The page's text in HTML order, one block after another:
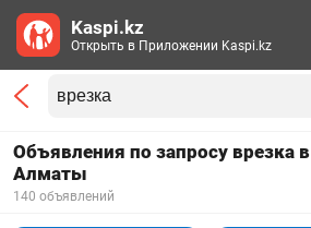
Объявления по запросу врезка в
Алматы
140 объявлений
Kaspi.kz
Открыть в Приложении Kaspi.kz